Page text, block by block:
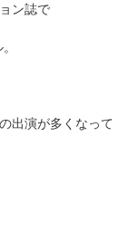
ン誌で
出演が多くなって